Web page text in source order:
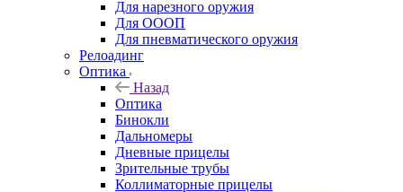
Для нарезного оружия
Для ОООП
Для пневматического оружия
Релоадинг
Оптика
Назад
Оптика
Бинокли
Дальномеры
Дневные прицелы
Зрительные трубы
Коллиматорные прицелы